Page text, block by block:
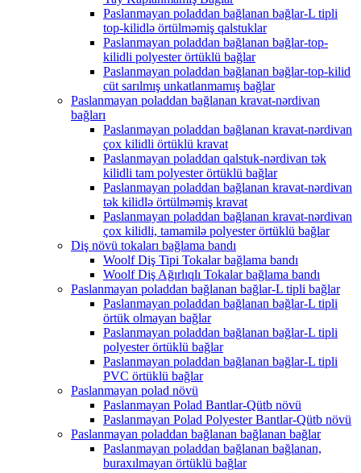
Paslanmayan poladdan bağlanan bağlar-L tipli
top-kilidlə örtülməmiş qalstuklar
Paslanmayan poladdan bağlanan bağlar-top-
kilidli polyester örtüklü bağlar
Paslanmayan poladdan bağlanan bağlar-top-kilid
cüt sarılmış unkatlanmamış bağlar
Paslanmayan poladdan bağlanan kravat-nərdivan
bağları
Paslanmayan poladdan bağlanan kravat-nərdivan
çox kilidli örtüklü kravat
Paslanmayan poladdan qalstuk-nərdivan tək
kilidli tam polyester örtüklü bağlar
Paslanmayan poladdan bağlanan kravat-nərdivan
tək kilidlə örtülməmiş kravat
Paslanmayan poladdan bağlanan kravat-nərdivan
çox kilidli, tamamilə polyester örtüklü bağlar
Diş növü tokaları bağlama bandı
Woolf Diş Tipi Tokalar bağlama bandı
Woolf Diş Ağırlıqlı Tokalar bağlama bandı
Paslanmayan poladdan bağlanan bağlar-L tipli bağlar
Paslanmayan poladdan bağlanan bağlar-L tipli
örtük olmayan bağlar
Paslanmayan poladdan bağlanan bağlar-L tipli
polyester örtüklü bağlar
Paslanmayan poladdan bağlanan bağlar-L tipli
PVC örtüklü bağlar
Paslanmayan polad növü
Paslanmayan Polad Bantlar-Qütb növü
Paslanmayan Polad Polyester Bantlar-Qütb növü
Paslanmayan poladdan bağlanan bağlanan bağlar
Paslanmayan poladdan bağlanan bağlanan,
buraxılmayan örtüklü bağlar